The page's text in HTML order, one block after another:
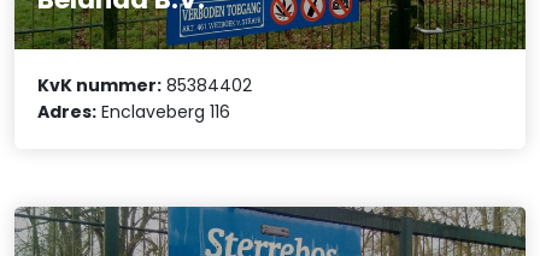
KvK nummer: 85384402
Adres: Enclaveberg 116